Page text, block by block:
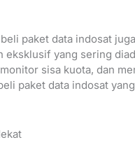
paket data indosat
yang sering
sisa kuota, dan
paket data indosat